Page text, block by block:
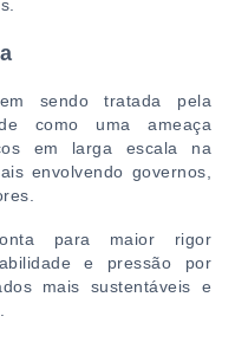
sendo tratada pela
como uma ameaça
em larga escala na
envolvendo governos,
para maior rigor
e pressão por
mais sustentáveis e